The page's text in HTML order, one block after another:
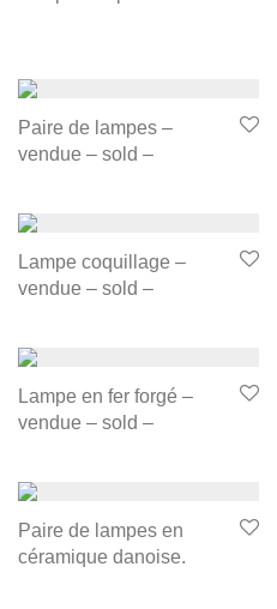
Paire de lampes –
vendue – sold –
Lampe coquillage –
vendue – sold –
Lampe en fer forgé –
vendue – sold –
Paire de lampes en
céramique danoise.